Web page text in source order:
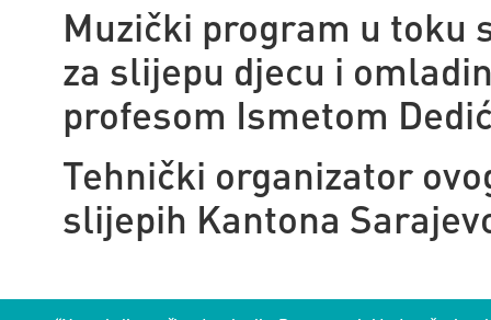
Muzički program u toku
za slijepu djecu i
profesom Ismetom
Tehnički organizator
slijepih Kantona